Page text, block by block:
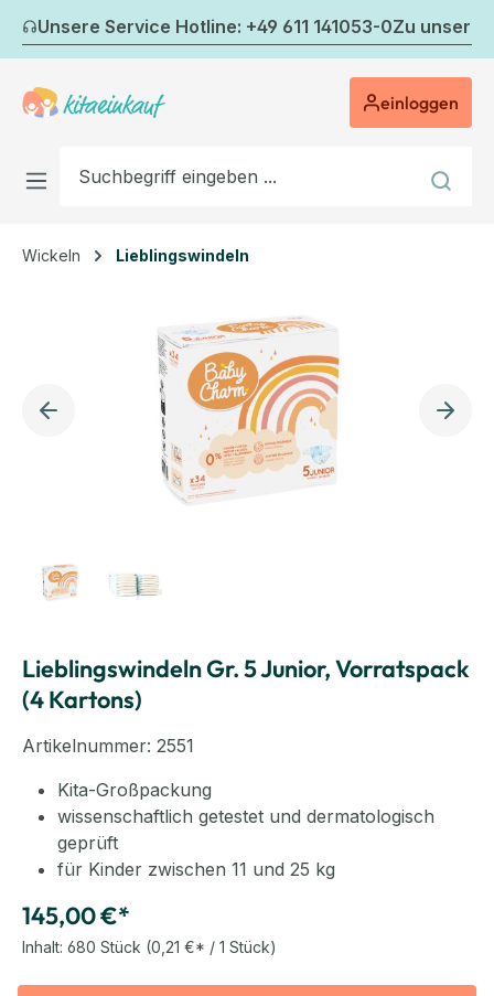
Zum Hauptinhalt springen
Unsere Service Hotline: +49 611 141053-0Zu
einloggen
Wickeln Lieblingswindeln
Lieblingswindeln Gr. 5 Junior, Vorratspack
(4 Kartons)
Artikelnummer: 2551
Kita-Großpackung
wissenschaftlich getestet und dermatologisch
geprüft
für Kinder zwischen 11 und 25 kg
145,00 €*
Inhalt: 680 Stück (0,21 €* / 1 Stück)